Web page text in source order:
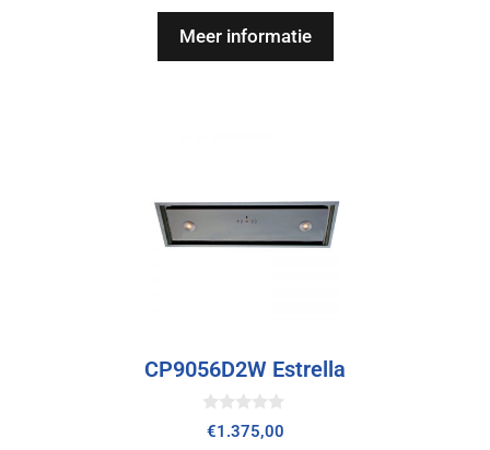
5
Meer informatie
CP9056D2W Estrella
0
v
€1.375,00